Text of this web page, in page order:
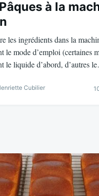
à la
les ingrédients dans la
le mode d’emploi (certaines
le liquide d’abord, d’autres
Cubilier